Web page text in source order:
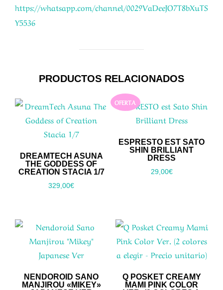
https://whatsapp.com/channel/0029VaDeeJO7T8bXuTS
Y5536
PRODUCTOS RELACIONADOS
DREAMTECH ASUNA
THE GODDESS OF
CREATION STACIA 1/7
329,00€
OFERTA
ESPRESTO EST SATO
SHIN BRILLIANT
DRESS
29,00€
NENDOROID SANO
MANJIROU «MIKEY»
Q POSKET CREAMY
MAMI PINK COLOR